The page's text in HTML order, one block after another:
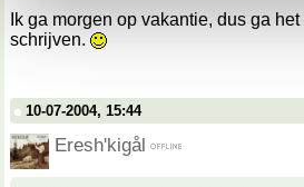
kunnen ontvangen en verwerken.
Ik ga morgen op vakantie, dus ga
schrijven.
10-07-2004, 15:44
Eresh'kigål